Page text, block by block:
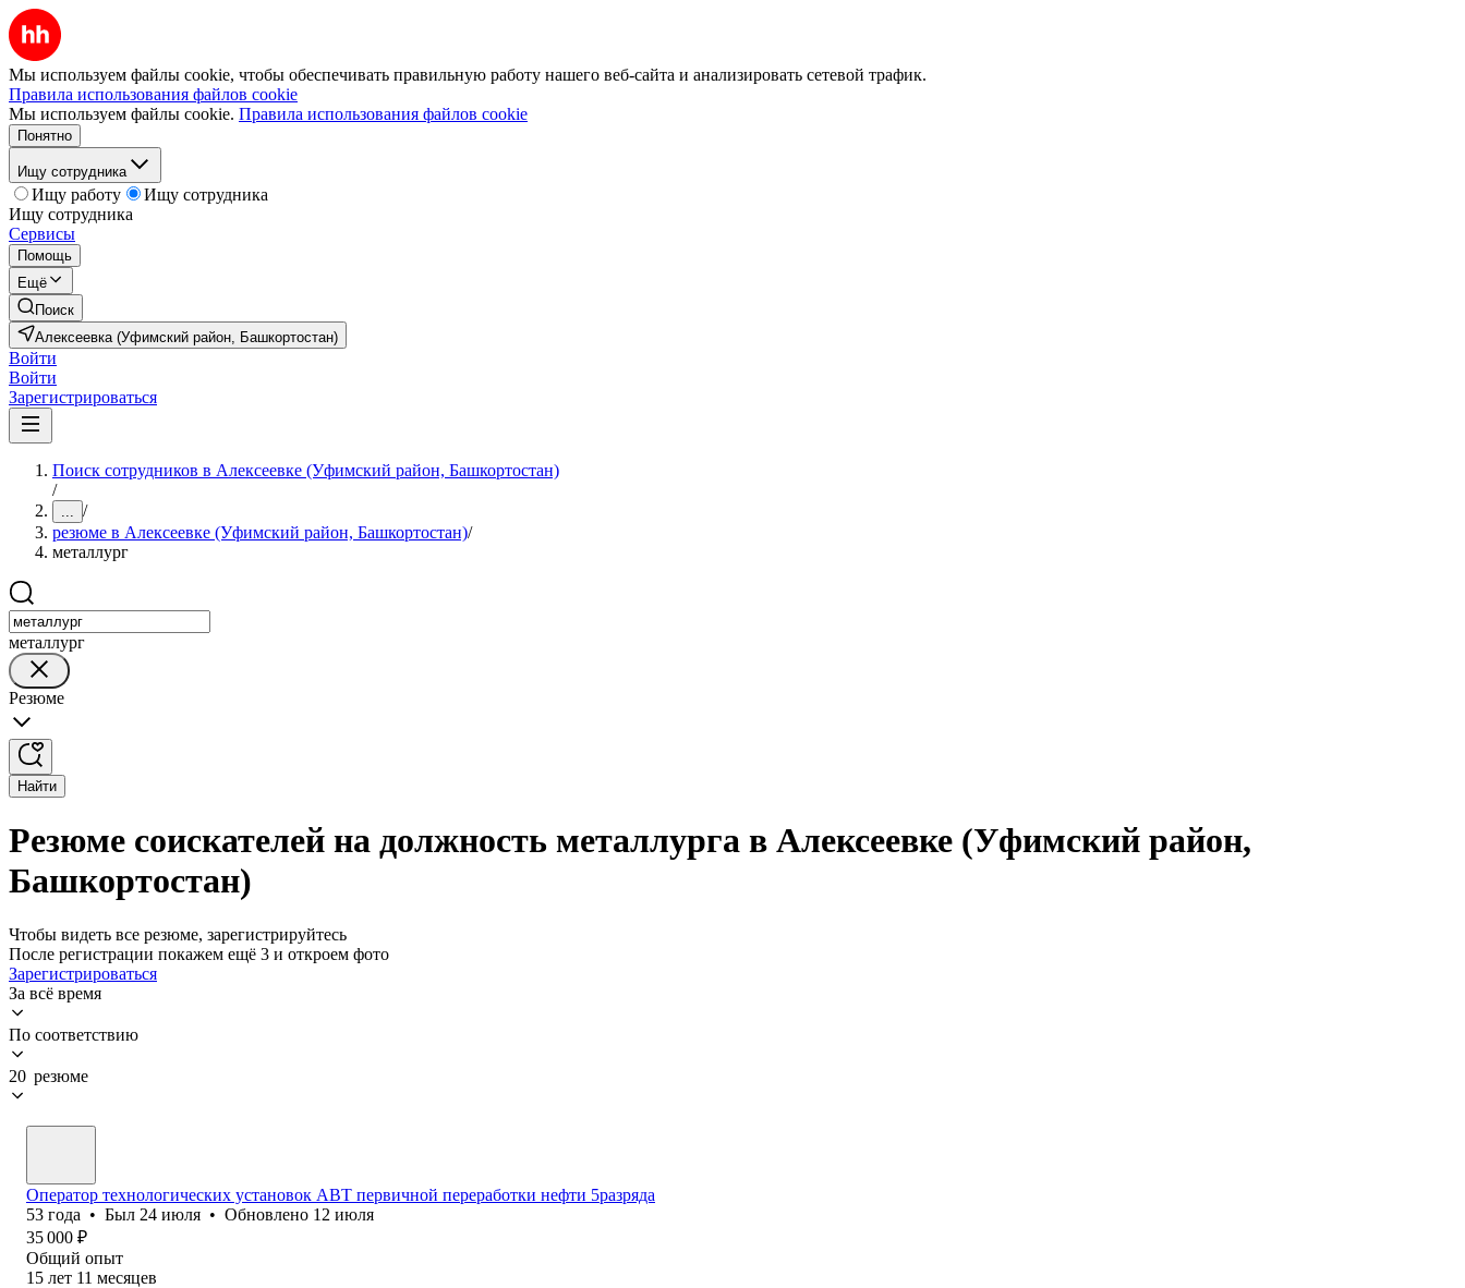
Мы используем файлы cookie, чтобы обеспечивать правильную работу нашего веб-сайта и анализировать сетевой трафик.
Правила использования файлов cookie
Мы используем файлы cookie. Правила использования файлов cookie
Понятно
Ищу сотрудника
Ищу работу
Ищу сотрудника
Ищу сотрудника
Сервисы
Помощь
Ещё
Поиск
Алексеевка (Уфимский район, Башкортостан)
Войти
Войти
Зарегистрироваться
Поиск сотрудников в Алексеевке (Уфимский район, Башкортостан)
/
... /
резюме в Алексеевке (Уфимский район, Башкортостан)/
металлург
металлург
Резюме
Найти
Резюме соискателей на должность металлурга в Алексеевке (Уфимский район,
Башкортостан)
Чтобы видеть все резюме, зарегистрируйтесь
После регистрации покажем ещё 3 и откроем фото
Зарегистрироваться
За всё время
По соответствию
20 резюме
Оператор технологических установок АВТ первичной переработки нефти 5разряда
53 года • Был 24 июля • Обновлено 12 июля
35 000 ₽
Общий опыт
15 лет 11 месяцев